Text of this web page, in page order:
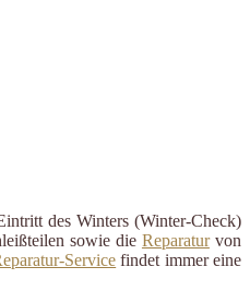
des Winters (Winter-Check)
sowie die Reparaturvon
Service findet immer eine